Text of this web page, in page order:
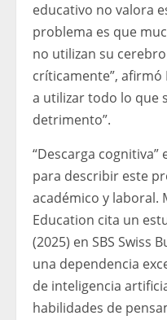
educativo no valora
problema es que
no utilizan su
críticamente”, afirmó
a utilizar todo lo que
detrimento”.
“Descarga
para describir este
académico y laboral.
Education cita un
(2025) en SBS Swiss
una dependencia
de inteligencia
habilidades de